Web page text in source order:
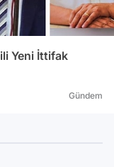
Yeni İttifak
Gündem